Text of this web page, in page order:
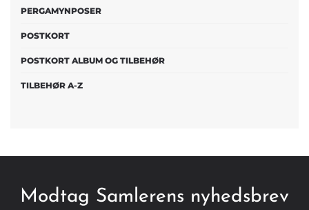
PERGAMYNPOSER
POSTKORT
POSTKORT ALBUM OG TILBEHØR
TILBEHØR A-Z
Modtag Samlerens nyhedsbrev